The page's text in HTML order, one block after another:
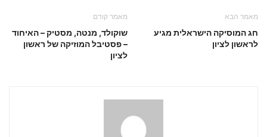
מאמר קודם
שוקולד, מנטה, מסטיק – האיחוד
– פסטיבל המוזיקה של ראשון
לציון
מאמר הבא
חג המוסיקה הישראלית מגיע
לראשון לציון